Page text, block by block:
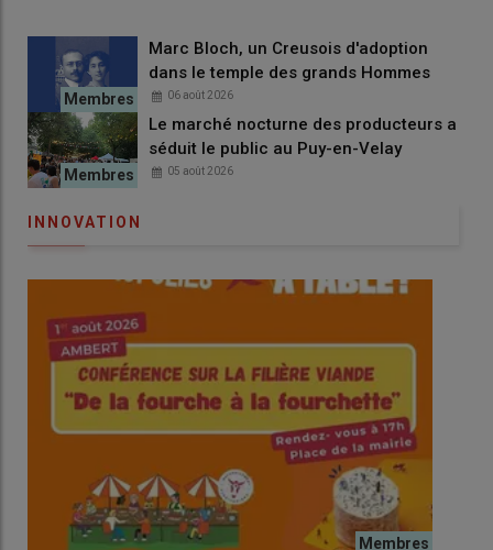
Marc Bloch, un Creusois d'adoption
dans le temple des grands Hommes
06 août 2026
Le marché nocturne des producteurs a
séduit le public au Puy-en-Velay
05 août 2026
INNOVATION